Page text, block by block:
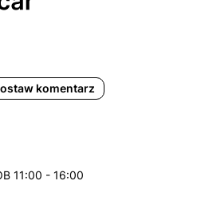
komentarz
11:00 - 16:00